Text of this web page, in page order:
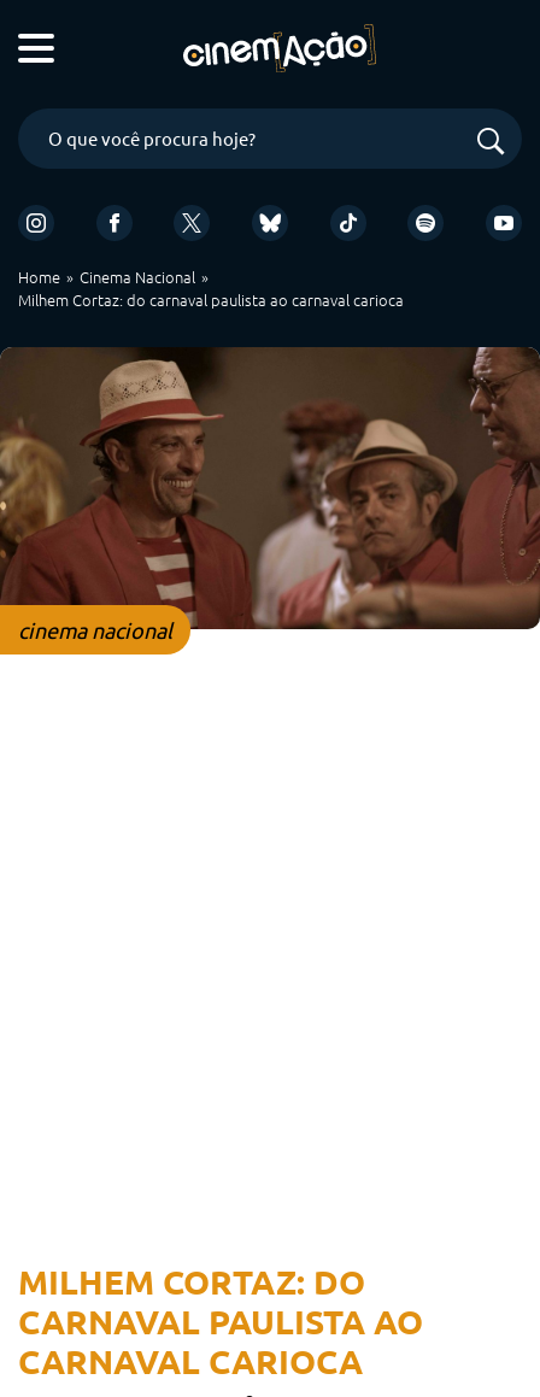
Home
Cinema Nacional
Milhem Cortaz: do carnaval paulista ao carnaval carioca
cinema nacional
MILHEM CORTAZ: DO
CARNAVAL PAULISTA AO
CARNAVAL CARIOCA